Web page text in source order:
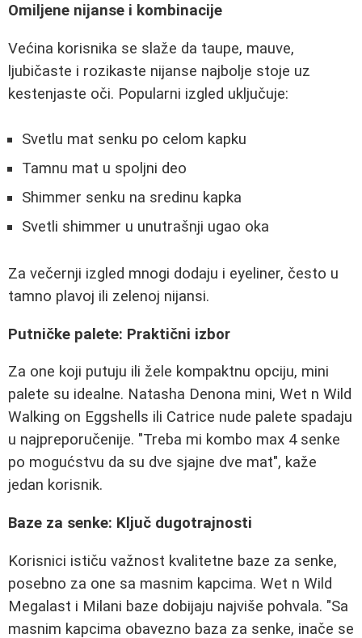
Omiljene nijanse i kombinacije
Većina korisnika se slaže da taupe, mauve,
ljubičaste i rozikaste nijanse najbolje stoje uz
kestenjaste oči. Popularni izgled uključuje:
Svetlu mat senku po celom kapku
Tamnu mat u spoljni deo
Shimmer senku na sredinu kapka
Svetli shimmer u unutrašnji ugao oka
Za večernji izgled mnogi dodaju i eyeliner, često u
tamno plavoj ili zelenoj nijansi.
Putničke palete: Praktični izbor
Za one koji putuju ili žele kompaktnu opciju, mini
palete su idealne. Natasha Denona mini, Wet n Wild
Walking on Eggshells ili Catrice nude palete spadaju
u najpreporučenije. "Treba mi kombo max 4 senke
po mogućstvu da su dve sjajne dve mat", kaže
jedan korisnik.
Baze za senke: Ključ dugotrajnosti
Korisnici ističu važnost kvalitetne baze za senke,
posebno za one sa masnim kapcima. Wet n Wild
Megalast i Milani baze dobijaju najviše pohvala. "Sa
masnim kapcima obavezno baza za senke, inače se